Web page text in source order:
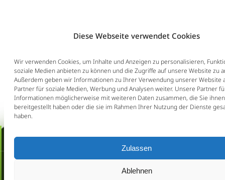
Diese Webseite verwendet Cookies
Wir verwenden Cookies, um Inhalte und Anzeigen zu personalisieren,
soziale Medien anbieten zu können und die Zugriffe auf unsere Website zu
Außerdem geben wir Informationen zu Ihrer Verwendung unserer Website
Partner für soziale Medien, Werbung und Analysen weiter. Unsere Partner
Informationen möglicherweise mit weiteren Daten zusammen, die Sie ihnen
bereitgestellt haben oder die sie im Rahmen Ihrer Nutzung der Dienste
haben.
Zulassen
Ablehnen
Erstberatung buchen!
Kündigung / Aufhebungsvertrag